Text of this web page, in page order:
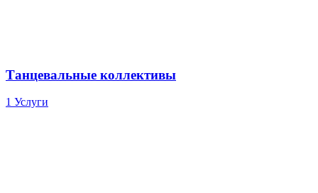
Танцевальные коллективы
1 Услуги